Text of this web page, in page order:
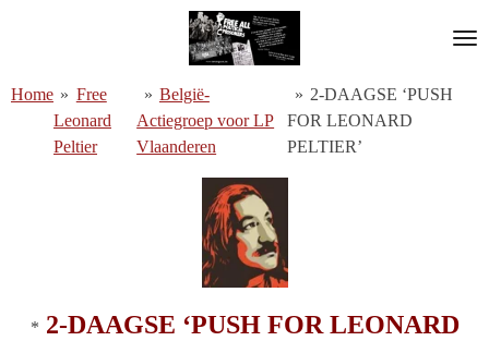
de
hoofdinhoud
Home » Free
Leonard
Peltier
» België-
Actiegroep voor LP
Vlaanderen
» 2-DAAGSE ‘PUSH
FOR LEONARD
PELTIER’
* 2-DAAGSE ‘PUSH FOR LEONARD